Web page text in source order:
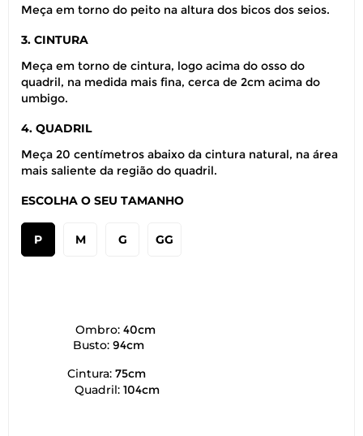
Meça em torno do peito na altura dos bicos dos seios.
3. CINTURA
Meça em torno de cintura, logo acima do osso do
quadril, na medida mais fina, cerca de 2cm acima do
umbigo.
4. QUADRIL
Meça 20 centímetros abaixo da cintura natural, na área
mais saliente da região do quadril.
ESCOLHA O SEU TAMANHO
P M G GG
Ombro: 40cm
Busto: 94cm
Cintura: 75cm
Quadril: 104cm